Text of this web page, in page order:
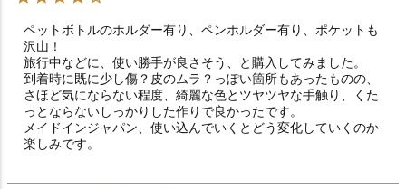
ペットボトルのホルダー有り、ペンホルダー有り、ポケットも
沢山！
旅行中などに、使い勝手が良さそう、と購入してみました。
到着時に既に少し傷？皮のムラ？っぽい箇所もあったものの、
さほど気にならない程度、綺麗な色とツヤツヤな手触り、くた
っとならないしっかりした作りで良かったです。
メイドインジャパン、使い込んでいくとどう変化していくのか
楽しみです。